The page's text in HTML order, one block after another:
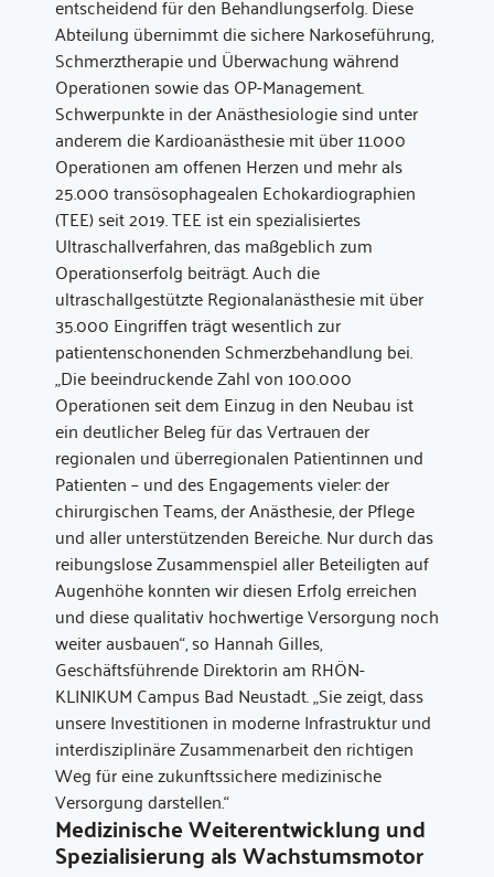
entscheidend für den Behandlungserfolg. Diese
Abteilung übernimmt die sichere Narkoseführung,
Schmerztherapie und Überwachung während
Operationen sowie das OP-Management.
Schwerpunkte in der Anästhesiologie sind unter
anderem die Kardioanästhesie mit über 11.000
Operationen am offenen Herzen und mehr als
25.000 transösophagealen Echokardiographien
(TEE) seit 2019. TEE ist ein spezialisiertes
Ultraschallverfahren, das maßgeblich zum
Operationserfolg beiträgt. Auch die
ultraschallgestützte Regionalanästhesie mit über
35.000 Eingriffen trägt wesentlich zur
patientenschonenden Schmerzbehandlung bei.
„Die beeindruckende Zahl von 100.000
Operationen seit dem Einzug in den Neubau ist
ein deutlicher Beleg für das Vertrauen der
regionalen und überregionalen Patientinnen und
Patienten – und des Engagements vieler: der
chirurgischen Teams, der Anästhesie, der Pflege
und aller unterstützenden Bereiche. Nur durch das
reibungslose Zusammenspiel aller Beteiligten auf
Augenhöhe konnten wir diesen Erfolg erreichen
und diese qualitativ hochwertige Versorgung noch
weiter ausbauen“, so Hannah Gilles,
Geschäftsführende Direktorin am RHÖN-
KLINIKUM Campus Bad Neustadt. „Sie zeigt, dass
unsere Investitionen in moderne Infrastruktur und
interdisziplinäre Zusammenarbeit den richtigen
Weg für eine zukunftssichere medizinische
Versorgung darstellen.“
Medizinische Weiterentwicklung und
Spezialisierung als Wachstumsmotor